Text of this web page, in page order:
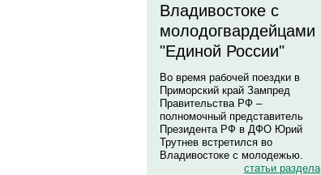
Владивостоке с
молодогвардейцами
"Единой России"
Во время рабочей поездки в
Приморский край Зампред
Правительства РФ –
полномочный представитель
Президента РФ в ДФО Юрий
Трутнев встретился во
Владивостоке с молодежью.
статьи раздела